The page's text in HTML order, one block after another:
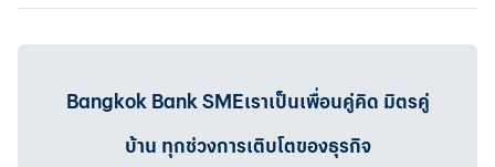
Bangkok Bank SMEเราเป็นเพื่อนคู่คิด มิตรคู่
บ้าน ทุกช่วงการเติบโตของธุรกิจ